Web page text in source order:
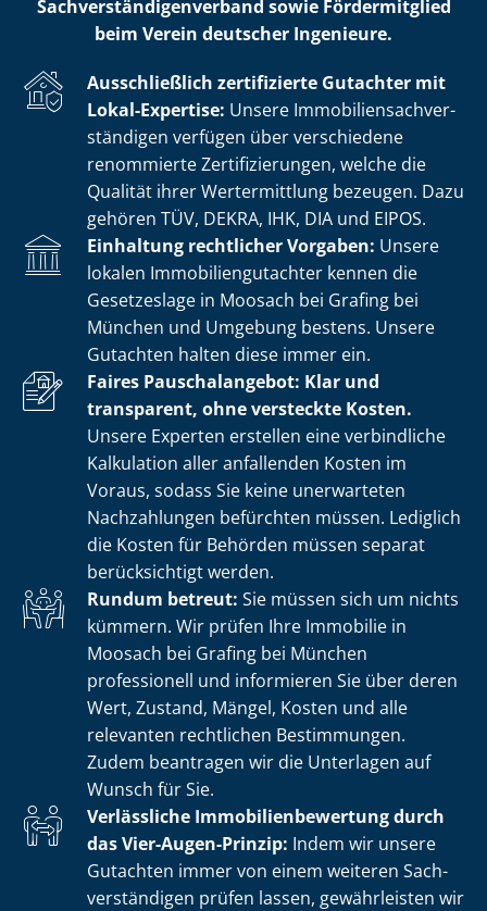
Sach­ver­stän­di­gen­ver­band sowie Fördermitglied
beim Verein deutscher Ingenieure.
Ausschließlich zertifizierte Gutachter mit
Lokal-Expertise: Unsere Im­mo­bi­li­en­sach­ver­
stän­di­gen verfügen über verschiedene
renommierte Zer­ti­fi­zie­run­gen, welche die
Qualität ihrer Wertermittlung bezeugen. Dazu
gehören TÜV, DEKRA, IHK, DIA und EIPOS.
Einhaltung rechtlicher Vorgaben: Unsere
lokalen Im­mo­bi­li­en­gut­ach­ter kennen die
Gesetzeslage in Moosach bei Grafing bei
München und Umgebung bestens. Unsere
Gutachten halten diese immer ein.
Faires Pauschalangebot: Klar und
transparent, ohne versteckte Kosten.
Unsere Experten erstellen eine verbindliche
Kalkulation aller anfallenden Kosten im
Voraus, sodass Sie keine unerwarteten
Nachzahlungen befürchten müssen. Lediglich
die Kosten für Behörden müssen separat
berücksichtigt werden.
Rundum betreut: Sie müssen sich um nichts
kümmern. Wir prüfen Ihre Immobilie in
Moosach bei Grafing bei München
professionell und informieren Sie über deren
Wert, Zustand, Mängel, Kosten und alle
relevanten rechtlichen Bestimmungen.
Zudem beantragen wir die Unterlagen auf
Wunsch für Sie.
Verlässliche Im­mo­bi­li­en­be­wer­tung durch
das Vier-Augen-Prinzip: Indem wir unsere
Gutachten immer von einem weiteren Sach­
ver­stän­di­gen prüfen lassen, gewährleisten wir